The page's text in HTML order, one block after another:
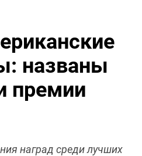
названы
премии
наград среди лучших